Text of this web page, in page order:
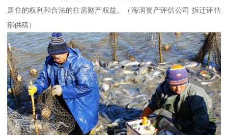
居住的权利和合法的住房财产权益。（海润资产评估公司 拆迁评估
部供稿）